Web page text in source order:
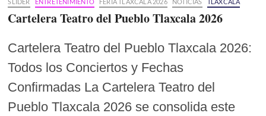
Cartelera Teatro del Pueblo Tlaxcala 2026
Cartelera Teatro del Pueblo Tlaxcala 2026:
Todos los Conciertos y Fechas
Confirmadas La Cartelera Teatro del
Pueblo Tlaxcala 2026 se consolida este